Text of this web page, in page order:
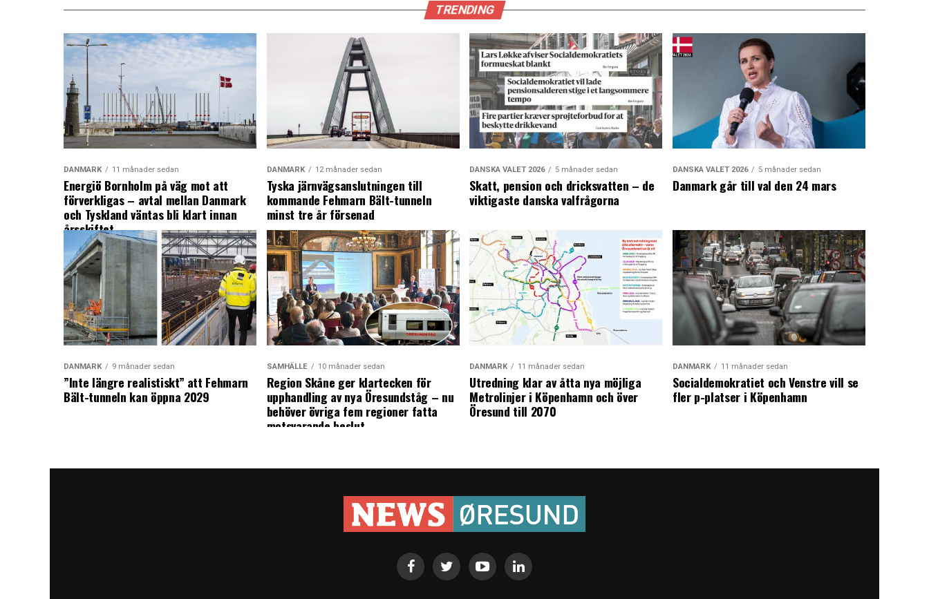
TRENDING
DANMARK 11 månader sedan
Energiö Bornholm på väg mot att
förverkligas – avtal mellan Danmark
och Tyskland väntas bli klart innan
årsskiftet
DANMARK 12 månader sedan
Tyska järnvägsanslutningen till
kommande Fehmarn Bält-tunneln
minst tre år försenad
DANSKA VALET 2026 5 månader sedan
Skatt, pension och dricksvatten – de
viktigaste danska valfrågorna
DANSKA VALET 2026 5 månader sedan
Danmark går till val den 24 mars
DANMARK 9 månader sedan
”Inte längre realistiskt” att Fehmarn
Bält-tunneln kan öppna 2029
SAMHÄLLE 10 månader sedan
Region Skåne ger klartecken för
upphandling av nya Öresundståg – nu
behöver övriga fem regioner fatta
motsvarande beslut
DANMARK 11 månader sedan
Utredning klar av åtta nya möjliga
Metrolinjer i Köpenhamn och över
Öresund till 2070
DANMARK 11 månader sedan
Socialdemokratiet och Venstre vill se
fler p-platser i Köpenhamn